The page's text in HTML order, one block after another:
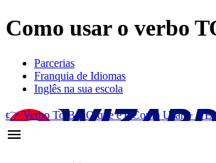
Como usar o verbo
Parcerias
Franquia de Idiomas
Inglês na sua escola
👉 Verbo To Be: O que é e Como Usar +【
menu